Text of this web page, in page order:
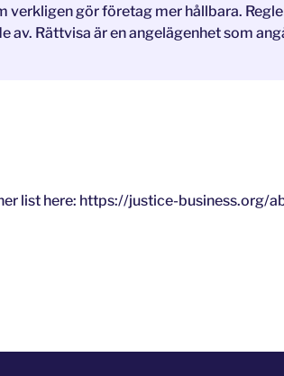
gör företag mer hållbara.
Rättvisa är en angelägenhet som
list here: https://justice-business.org/